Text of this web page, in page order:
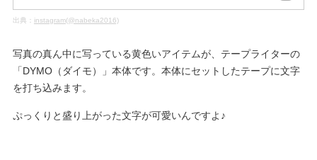
出典： instagram(@nabeka2016)
写真の真ん中に写っている黄色いアイテムが、テープライターの
「DYMO（ダイモ）」本体です。本体にセットしたテープに文字
を打ち込みます。
ぷっくりと盛り上がった文字が可愛いんですよ♪